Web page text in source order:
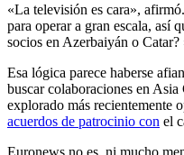
«La televisión es cara»,
para operar a gran escala, así
socios en Azerbaiyán o Catar?
Esa lógica parece haberse
buscar colaboraciones en
explorado más recientemente
acuerdos de patrocinio con el
Euronews no es, ni mucho